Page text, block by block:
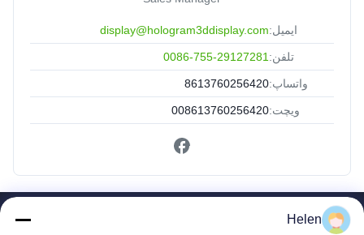
ایمیل:display@hologram3ddisplay.com
تلفن:0086-755-29127281
واتساپ:8613760256420
ویچت:008613760256420
Helen